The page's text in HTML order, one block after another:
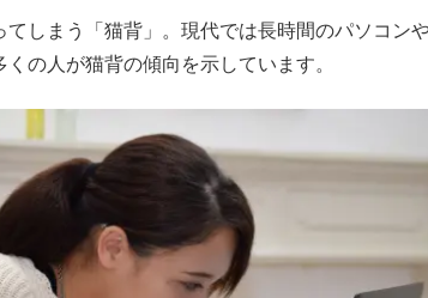
しまう「猫背」。現代では長時間のパソコン
の人が猫背の傾向を示しています。